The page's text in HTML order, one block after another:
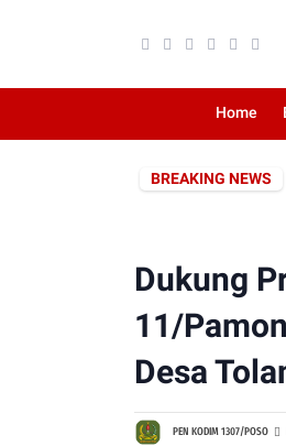
Home
BREAKING NEWS
LAHAN DEKAT PERKEBUNAN WARGA
Dukung
11/
Desa
PEN KODIM 1307/POSO